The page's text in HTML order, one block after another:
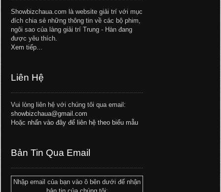
Showbizchaua.com là website giải trí với mục
đích chia sẻ những thông tin về các bộ phim,
ngôi sao của làng giải trí Trung - Hàn đang
được yêu thích.
Xem tiếp...
Liên Hệ
Vui lòng liên hệ với chúng tôi qua email:
showbizchaua@gmail.com
Hoặc nhấn vào đây để liên hệ theo biểu mẫu
Bản Tin Qua Email
Nhập email của bạn vào ô bên dưới để nhận